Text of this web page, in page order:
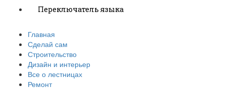
Переключатель языка
Главная
Сделай сам
Строительство
Дизайн и интерьер
Все о лестницах
Ремонт